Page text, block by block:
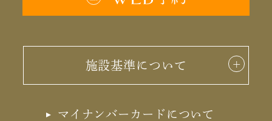
施設基準について
マイナンバーカードについて